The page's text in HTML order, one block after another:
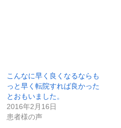
こんなに早く良くなるならも
っと早く転院すれば良かった
とおもいました。
2016年2月16日
患者様の声